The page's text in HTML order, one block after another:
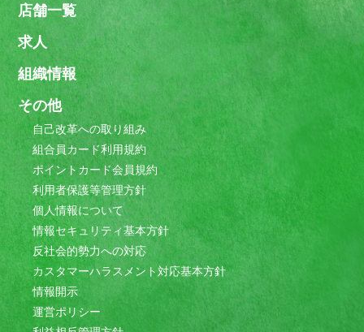
店舗一覧
求人
組織情報
その他
自己改革への取り組み
組合員カード利用規約
ポイントカード会員規約
利用者保護等管理方針
個人情報について
情報セキュリティ基本方針
反社会的勢力への対応
カスタマーハラスメント対応基本方針
情報開示
運営ポリシー